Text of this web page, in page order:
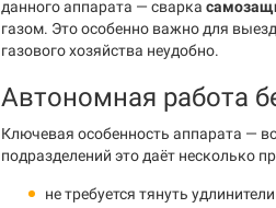
данного аппарата — сварка
газом. Это особенно важно для
газового хозяйства неудобно.
Автономная работа
Ключевая особенность аппарата —
подразделений это даёт несколько
не требуется тянуть